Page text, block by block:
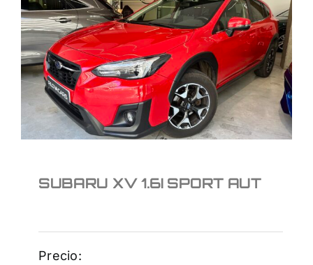
SUBARU XV 1.6I SPORT
AUT
18.950€
SUBARU XV 1.6I SPORT AUT
Precio: